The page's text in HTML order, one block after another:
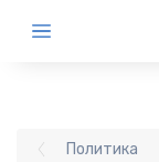
Политика